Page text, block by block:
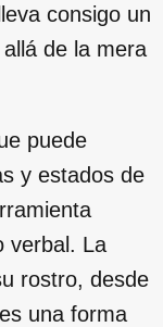
consigo un
de la mera
puede
y estados de
verbal. La
rostro, desde
una forma